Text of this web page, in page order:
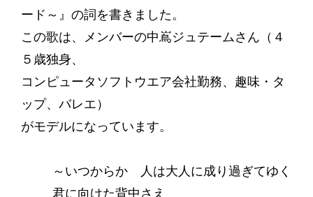
ード～』の詞を書きました。
この歌は、メンバーの中嶌ジュテームさん（４
５歳独身、
コンピュータソフトウエア会社勤務、趣味・タ
ップ、バレエ）
がモデルになっています。
～いつからか 人は大人に成り過ぎてゆく
君に向けた背中さえ